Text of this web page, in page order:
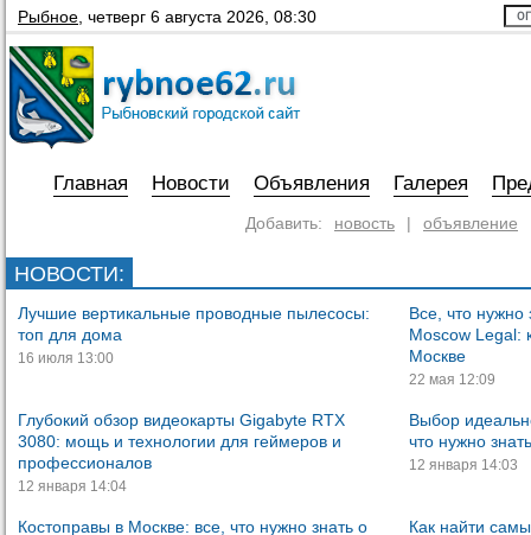
Рыбное четверг 6 августа 2026, 08:30
Главная Новости Объявления Галерея
Добавить: новость | объявление
НОВОСТИ:
Лучшие вертикальные проводные пылесосы:
топ для дома
16 июля 13:00
Все, что нужно
Moscow Legal:
Москве
22 мая 12:09
Глубокий обзор видеокарты Gigabyte RTX
3080: мощь и технологии для геймеров и
профессионалов
12 января 14:04
Выбор
что нужно
12 января 14:03
Костоправы в Москве: все, что нужно знать о
Как найти